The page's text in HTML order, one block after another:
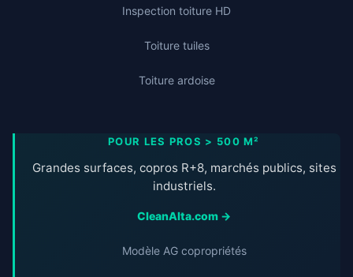
Inspection toiture HD
Toiture tuiles
Toiture ardoise
POUR LES PROS > 500 M²
Grandes surfaces, copros R+8, marchés publics, sites
industriels.
CleanAlta.com →
Modèle AG copropriétés